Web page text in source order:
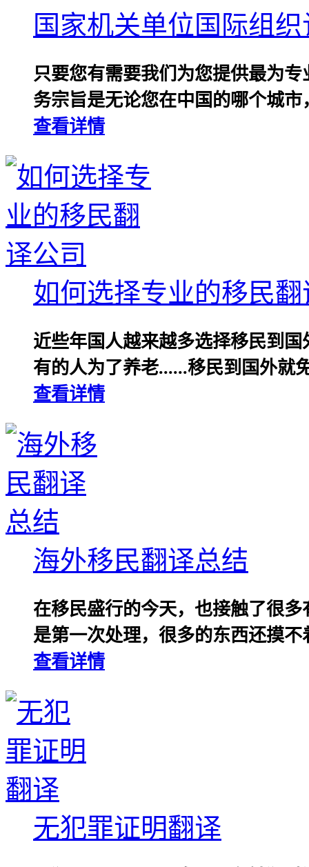
国家机关单位国际组
只要您有需要我们为您提供最为
务宗旨是无论您在中国的哪个城
查看详情
如何选择专业的移民
近些年国人越来越多选择移民到
有的人为了养老......移民到国外就
查看详情
海外移民翻译总结
在移民盛行的今天，也接触了很
是第一次处理，很多的东西还摸
查看详情
无犯罪证明翻译